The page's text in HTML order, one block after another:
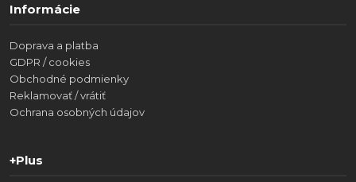
Informácie
Doprava a platba
GDPR / cookies
Obchodné podmienky
Reklamovať / vrátiť
Ochrana osobných údajov
+Plus